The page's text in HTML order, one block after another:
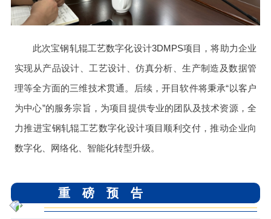
此次宝钢轧辊工艺数字化设计3DMPS项目，将助力企业
实现从产品设计、工艺设计、仿真分析、生产制造及数据管
理等全方面的三维技术贯通。后续，开目软件将秉承“以客户
为中心”的服务宗旨，为项目提供专业的团队及技术资源，全
力推进宝钢轧辊工艺数字化设计项目顺利交付，推动企业向
数字化、网络化、智能化转型升级。
重磅预告